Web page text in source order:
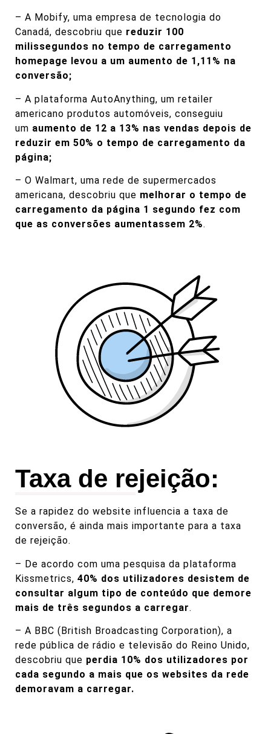
– A Mobify, uma empresa de tecnologia do
Canadá, descobriu que reduzir 100
milissegundos no tempo de carregamento
homepage levou a um aumento de 1,11% na
conversão;
– A plataforma AutoAnything, um retailer
americano produtos automóveis, conseguiu
um aumento de 12 a 13% nas vendas depois de
reduzir em 50% o tempo de carregamento da
página;
– O Walmart, uma rede de supermercados
americana, descobriu que melhorar o tempo de
carregamento da página 1 segundo fez com
que as conversões aumentassem 2%.
Taxa de rejeição:
Se a rapidez do website influencia a taxa de
conversão, é ainda mais importante para a taxa
de rejeição.
– De acordo com uma pesquisa da plataforma
Kissmetrics, 40% dos utilizadores desistem de
consultar algum tipo de conteúdo que demore
mais de três segundos a carregar.
– A BBC (British Broadcasting Corporation), a
rede pública de rádio e televisão do Reino Unido,
descobriu que perdia 10% dos utilizadores por
cada segundo a mais que os websites da rede
demoravam a carregar.